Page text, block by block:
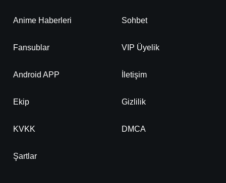
Anime Haberleri Sohbet
Fansublar VIP Üyelik
Android APP İletişim
Ekip Gizlilik
KVKK DMCA
Şartlar